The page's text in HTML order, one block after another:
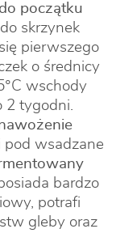
początku
skrzynek
pierwszego
o średnicy
wschody
2 tygodni.
pod wsadzane
bardzo
potrafi
gleby oraz